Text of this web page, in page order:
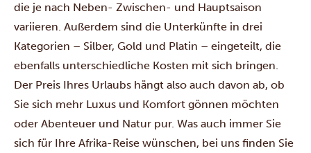
die je nach Neben- Zwischen- und Hauptsaison
variieren. Außerdem sind die Unterkünfte in drei
Kategorien – Silber, Gold und Platin – eingeteilt, die
ebenfalls unterschiedliche Kosten mit sich bringen.
Der Preis Ihres Urlaubs hängt also auch davon ab, ob
Sie sich mehr Luxus und Komfort gönnen möchten
oder Abenteuer und Natur pur. Was auch immer Sie
sich für Ihre Afrika-Reise wünschen, bei uns finden Sie